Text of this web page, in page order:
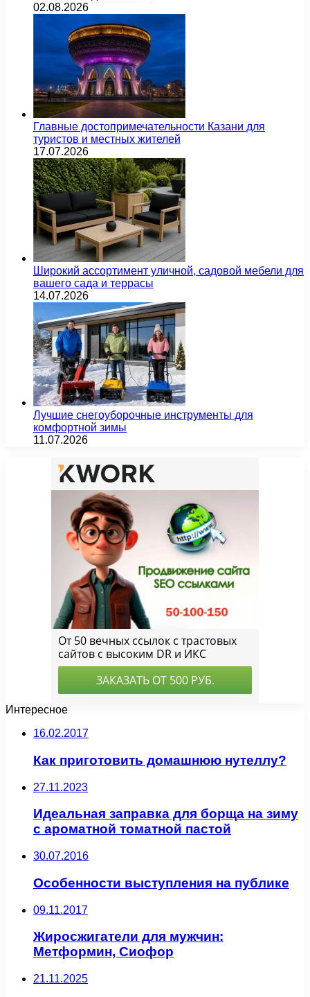
02.08.2026
Главные достопримечательности Казани для
туристов и местных жителей
17.07.2026
Широкий ассортимент уличной, садовой мебели для
вашего сада и террасы
14.07.2026
Лучшие снегоуборочные инструменты для
комфортной зимы
11.07.2026
Интересное
16.02.2017
Как приготовить домашнюю нутеллу?
27.11.2023
Идеальная заправка для борща на зиму
с ароматной томатной пастой
30.07.2016
Особенности выступления на публике
09.11.2017
Жиросжигатели для мужчин:
Метформин, Сиофор
21.11.2025